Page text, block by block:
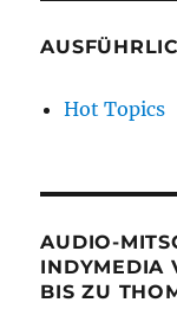
Hot Topics
AUDIO-
INDYMEDIA
BIS ZU